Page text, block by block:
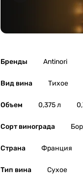
Бренды Antinori
Вид вина Тихое
Объем 0,375 л
Сорт винограда
Страна Франция
Тип вина Сухое